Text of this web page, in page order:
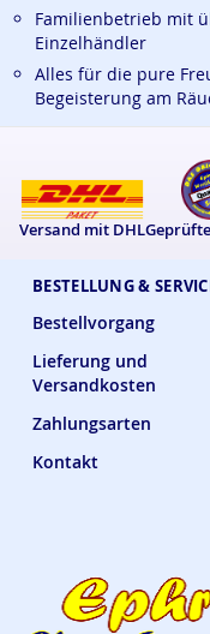
BESTELLUNG &
Bestellvorgang
Lieferung und
Versandkosten
Zahlungsarten
Kontakt
Familienbetrieb mit
Einzelhändler
Alles für die pure
Begeisterung am
Versand mit DHL